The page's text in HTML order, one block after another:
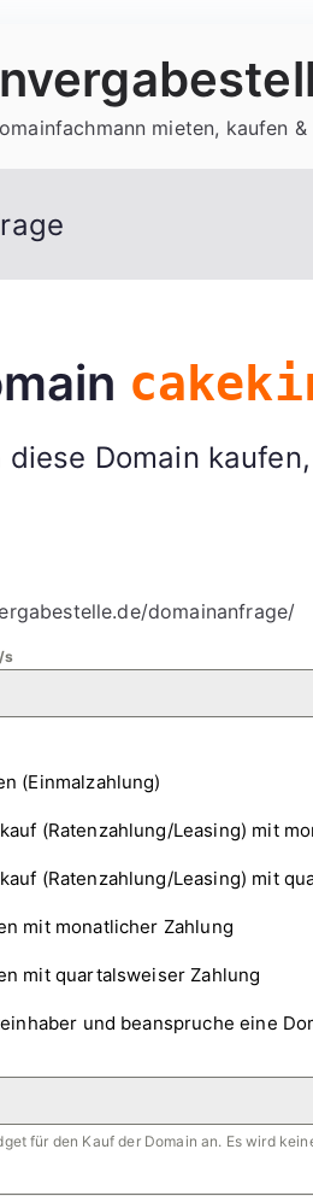
mieten, kaufen &
diese Domain
domainanfrage/
s
(Einmalzahlung)
(Ratenzahlung/Leasing) mit
(Ratenzahlung/Leasing) mit
mit monatlicher Zahlung
mit quartalsweiser Zahlung
und beanspruche eine
für den Kauf der Domain an. Es wird